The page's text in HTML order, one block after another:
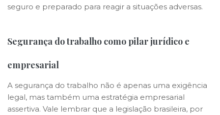
seguro e preparado para reagir a situações adversas.
Segurança do trabalho como pilar jurídico e
empresarial
A segurança do trabalho não é apenas uma exigência
legal, mas também uma estratégia empresarial
assertiva. Vale lembrar que a legislação brasileira, por